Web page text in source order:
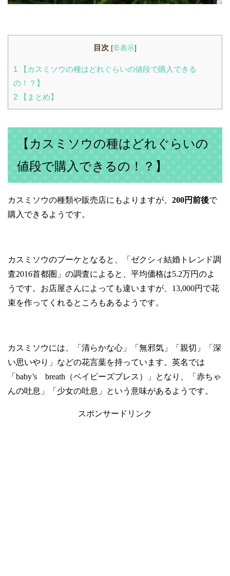
目次 [非表示]
1
【カスミソウの種はどれぐらいの値段で購入できる
の！？】
2 【まとめ】
【カスミソウの種はどれぐらいの
値段で購入できるの！？】
カスミソウの種類や販売店にもよりますが、 200円前後で
購入できるようです。
カスミソウのブーケとなると、「ゼクシィ結婚トレンド調
査2016首都圏」の調査によると、平均価格は5.2万円のよ
うです。お店屋さんによっても違いますが、 13,000円で花
束を作ってくれるところもあるようです。
カスミソウには、「清らかな心」「無邪気」「親切」「深
い思いやり」などの花言葉を持っています。英名では
「 baby’s breath （ベイビーズブレス）」となり、「赤ちゃ
んの吐息」「少女の吐息」という意味があるようです。
スポンサードリンク